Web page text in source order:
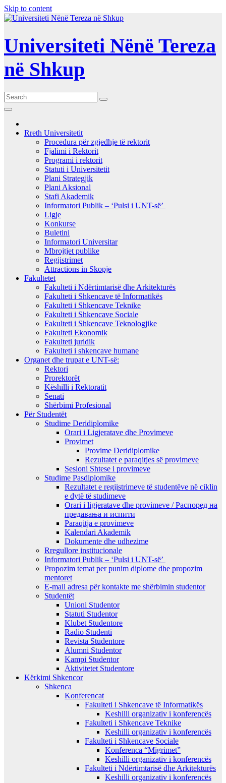
Skip to content
Universiteti Nënë Tereza
në Shkup
Rreth Universitetit
Procedura për zgjedhje të rektorit
Fjalimi i Rektorit
Programi i rektorit
Statuti i Universitetit
Plani Strategjik
Plani Aksional
Stafi Akademik
Informatori Publik – ‘Pulsi i UNT-së’
Ligje
Konkurse
Buletini
Informatori Universitar
Mbrojtjet publike
Regjistrimet
Attractions in Skopje
Fakultetet
Fakulteti i Ndërtimtarisë dhe Arkitekturës
Fakulteti i Shkencave të Informatikës
Fakulteti i Shkencave Teknike
Fakulteti i Shkencave Sociale
Fakulteti i Shkencave Teknologjike
Fakulteti Ekonomik
Fakulteti juridik
Fakulteti i shkencave humane
Organet dhe trupat e UNT-së:
Rektori
Prorektorët
Këshilli i Rektoratit
Senati
Shërbimi Profesional
Për Studentët
Studime Deridiplomike
Orari i Ligjeratave dhe Provimeve
Provimet
Provime Deridiplomike
Rezultatet e paraqitjes së provimeve
Sesioni Shtese i provimeve
Studime Pasdiplomike
Rezultatet e regjistrimeve të studentëve në ciklin
e dytë të studimeve
Orari i ligjeratave dhe provimeve / Распоред на
предавањa и испити
Paraqitja e provimeve
Kalendari Akademik
Dokumente dhe udhezime
Rregullore institucionale
Informatori Publik – ‘Pulsi i UNT-së’
Propozim temat per punim diplome dhe propozim
mentoret
E-mail adresa për kontakte me shërbimin studentor
Studentët
Unioni Studentor
Statuti Studentor
Klubet Studentore
Radio Studenti
Revista Studentore
Alumni Studentor
Kampi Studentor
Aktivitetet Studentore
Kërkimi Shkencor
Shkenca
Konferencat
Fakulteti i Shkencave të Informatikës
Keshilli organizativ i konferencës
Fakulteti i Shkencave Teknike
Keshilli organizativ i konferencës
Fakulteti i Shkencave Sociale
Konferenca “Migrimet”
Keshilli organizativ i konferencës
Fakulteti i Ndërtimtarisë dhe Arkitekturës
Keshilli organizativ i konferencës